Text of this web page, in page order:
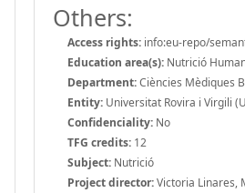
Others:
Access rights: info:eu-repo/
Education area(s): Nutrició
Department:Ciències Mèdiques
Entity: Universitat Rovira i Virgili
Confidenciality: No
TFG credits: 12
Subject: Nutrició
Project director:Victoria Linares,